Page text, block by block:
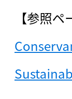
【参照ペ